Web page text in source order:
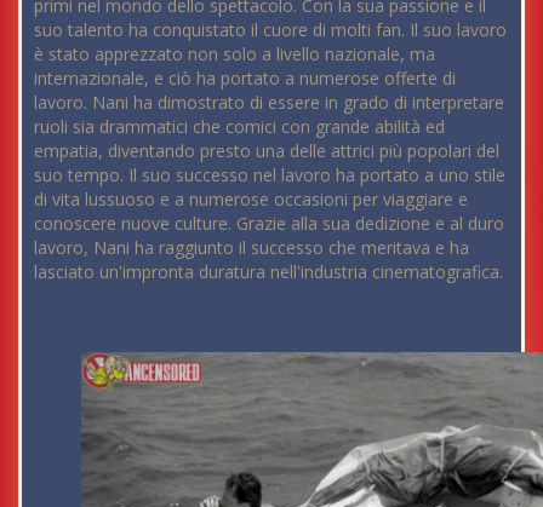
primi nel mondo dello spettacolo. Con la sua passione e il
suo talento ha conquistato il cuore di molti fan. Il suo lavoro
è stato apprezzato non solo a livello nazionale, ma
internazionale, e ciò ha portato a numerose offerte di
lavoro. Nani ha dimostrato di essere in grado di interpretare
ruoli sia drammatici che comici con grande abilità ed
empatia, diventando presto una delle attrici più popolari del
suo tempo. Il suo successo nel lavoro ha portato a uno stile
di vita lussuoso e a numerose occasioni per viaggiare e
conoscere nuove culture. Grazie alla sua dedizione e al duro
lavoro, Nani ha raggiunto il successo che meritava e ha
lasciato un'impronta duratura nell'industria cinematografica.